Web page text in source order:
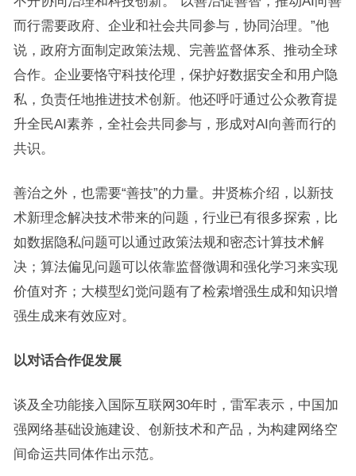
而行需要政府、企业和社会共同参与，协同治理。”他
说，政府方面制定政策法规、完善监督体系、推动全球
合作。企业要恪守科技伦理，保护好数据安全和用户隐
私，负责任地推进技术创新。他还呼吁通过公众教育提
升全民AI素养，全社会共同参与，形成对AI向善而行的
共识。
善治之外，也需要“善技”的力量。井贤栋介绍，以新技
术新理念解决技术带来的问题，行业已有很多探索，比
如数据隐私问题可以通过政策法规和密态计算技术解
决；算法偏见问题可以依靠监督微调和强化学习来实现
价值对齐；大模型幻觉问题有了检索增强生成和知识增
强生成来有效应对。
以对话合作促发展
谈及全功能接入国际互联网30年时，雷军表示，中国加
强网络基础设施建设、创新技术和产品，为构建网络空
间命运共同体作出示范。